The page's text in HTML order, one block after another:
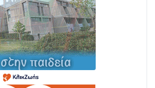
το τμήμα Βόνιτσα – Άγιος Νικόλαος
Λαμπρότητα η Πανήγυρη της
του Σωτήρος στο Γολέμι